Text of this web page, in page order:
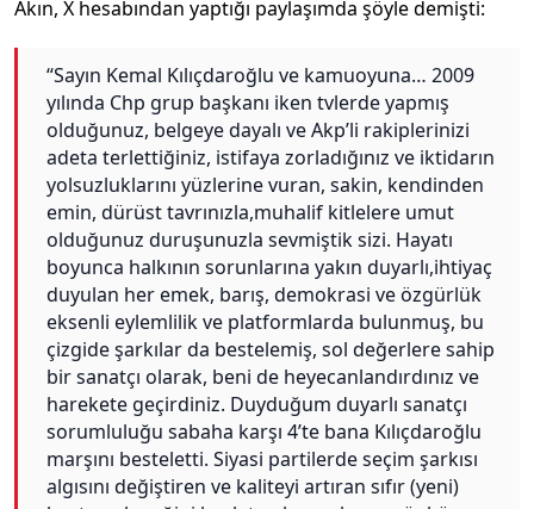
Akın, X hesabından yaptığı paylaşımda şöyle demişti:
“Sayın Kemal Kılıçdaroğlu ve kamuoyuna… 2009
yılında Chp grup başkanı iken tvlerde yapmış
olduğunuz, belgeye dayalı ve Akp’li rakiplerinizi
adeta terlettiğiniz, istifaya zorladığınız ve iktidarın
yolsuzluklarını yüzlerine vuran, sakin, kendinden
emin, dürüst tavrınızla,muhalif kitlelere umut
olduğunuz duruşunuzla sevmiştik sizi. Hayatı
boyunca halkının sorunlarına yakın duyarlı,ihtiyaç
duyulan her emek, barış, demokrasi ve özgürlük
eksenli eylemlilik ve platformlarda bulunmuş, bu
çizgide şarkılar da bestelemiş, sol değerlere sahip
bir sanatçı olarak, beni de heyecanlandırdınız ve
harekete geçirdiniz. Duyduğum duyarlı sanatçı
sorumluluğu sabaha karşı 4’te bana Kılıçdaroğlu
marşını besteletti. Siyasi partilerde seçim şarkısı
algısını değiştiren ve kaliteyi artıran sıfır (yeni)